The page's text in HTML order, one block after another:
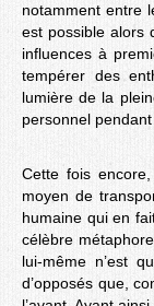
notamment entre
est possible alors
influences à
tempérer des
lumière de la
personnel
Cette fois
moyen de
humaine qui en
célèbre
lui-même n’est
d’opposés que,